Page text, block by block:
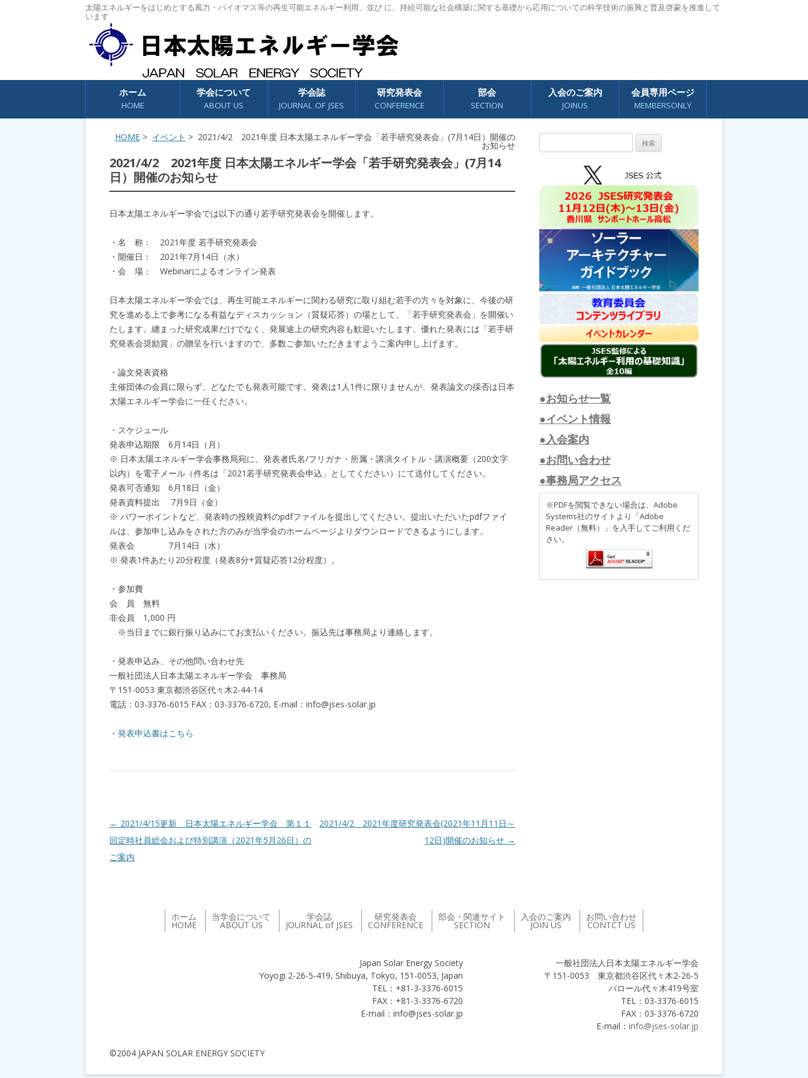
太陽エネルギーをはじめとする風力・バイオマス等の再生可能エネルギー利用、並び に、持続可能な社会構築に関する基礎から応用についての科学技術の振興と普及啓蒙を推進して
います
コンテンツへスキップ
ホーム
HOME
学会について
ABOUT US
学会誌
JOURNAL OF JSES
研究発表会
CONFERENCE
部会
SECTION
入会のご案内
JOINUS
会員専用ページ
MEMBERSONLY
HOME > イベント > 2021/4/2 2021年度 日本太陽エネルギー学会「若手研究発表会」(7月14日）開催の
お知らせ
2021/4/2 2021年度 日本太陽エネルギー学会「若手研究発表会」(7月14
日）開催のお知らせ
日本太陽エネルギー学会では以下の通り若手研究発表会を開催します。
・名 称： 2021年度 若手研究発表会
・開催日： 2021年7月14日（水）
・会 場： Webinarによるオンライン発表
日本太陽エネルギー学会では、再生可能エネルギーに関わる研究に取り組む若手の方々を対象に、今後の研
究を進める上で参考になる有益なディスカッション（質疑応答）の場として、「若手研究発表会」を開催い
たします。纏まった研究成果だけでなく、発展途上の研究内容も歓迎いたします。優れた発表には「若手研
究発表会奨励賞」の贈呈を行いますので、多数ご参加いただきますようご案内申し上げます。
・論文発表資格
主催団体の会員に限らず、どなたでも発表可能です。発表は1人1件に限りませんが、発表論文の採否は日本
太陽エネルギー学会に一任ください。
・スケジュール
発表申込期限 6月14日（月）
※ 日本太陽エネルギー学会事務局宛に、発表者氏名/フリガナ・所属・講演タイトル・講演概要（200文字
以内）を電子メール（件名は「2021若手研究発表会申込」としてください）にて送付してください。
発表可否通知 6月18日（金）
発表資料提出 7月9日（金）
※ パワーポイントなど、発表時の投映資料のpdfファイルを提出してください。提出いただいたpdfファイ
ルは、参加申し込みをされた方のみが当学会のホームページよりダウンロードできるようにします。
発表会 7月14日（水）
※ 発表1件あたり20分程度（発表8分+質疑応答12分程度）。
・参加費
会 員 無料
非会員 1,000 円
※当日までに銀行振り込みにてお支払いください。振込先は事務局より連絡します。
・発表申込み、その他問い合わせ先
一般社団法人日本太陽エネルギー学会 事務局
〒151-0053 東京都渋谷区代々木2-44-14
電話：03-3376-6015 FAX：03-3376-6720, E-mail：info@jses-solar.jp
・ 発表申込書はこちら
投稿ナビゲーション
← 2021/4/15更新 日本太陽エネルギー学会 第１１
回定時社員総会および特別講演（2021年5月26日）の
ご案内
2021/4/2 2021年度研究発表会(2021年11月11日～
12日)開催のお知らせ →
索:
●お知らせ一覧
●イベント情報
●入会案内
●お問い合わせ
●事務局アクセス
※PDFを閲覧できない場合は、Adobe
Systems社のサイトより「Adobe
Reader（無料）」を入手してご利用くだ
さい。
ホーム
HOME
当学会について
ABOUT US
学会誌
JOURNAL of JSES
研究発表会
CONFERENCE
部会・関連サイト
SECTION
入会のご案内
JOIN US
お問い合わせ
CONTCT US
一般社団法人日本太陽エネルギー学会
〒151-0053 東京都渋谷区代々木2-26-5
バロール代々木419号室
TEL：03-3376-6015
FAX：03-3376-6720
E-mail： info@jses-solar.jp
Japan Solar Energy Society
Yoyogi 2-26-5-419, Shibuya, Tokyo, 151-0053, Japan
TEL：+81-3-3376-6015
FAX：+81-3-3376-6720
E-mail：info@jses-solar.jp
©2004 JAPAN SOLAR ENERGY SOCIETY